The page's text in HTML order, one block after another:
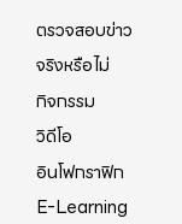
ตรวจสอบข่าว
จริงหรือไม่
กิจกรรม
วิดีโอ
อินโฟกราฟิก
E-Learning